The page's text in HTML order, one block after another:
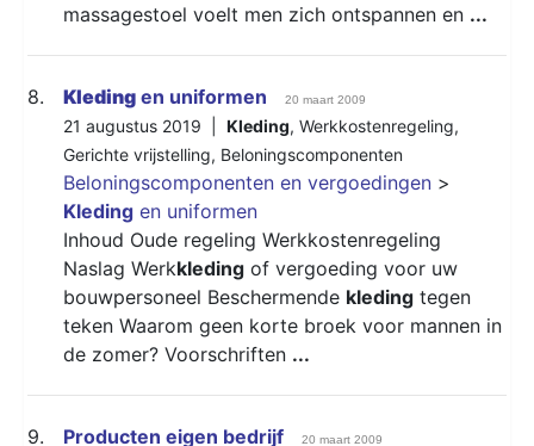
massagestoel voelt men zich ontspannen en ...
8. Kleding en uniformen 20 maart 2009
21 augustus 2019 | Kleding, Werkkostenregeling,
Gerichte vrijstelling, Beloningscomponenten
Beloningscomponenten en vergoedingen >
Kleding en uniformen
Inhoud Oude regeling Werkkostenregeling
Naslag Werkkleding of vergoeding voor uw
bouwpersoneel Beschermende kleding tegen
teken Waarom geen korte broek voor mannen in
de zomer? Voorschriften ...
9. Producten eigen bedrijf 20 maart 2009